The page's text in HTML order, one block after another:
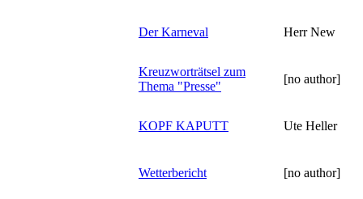
Der Karneval Herr New
Kreuzworträtsel zum
Thema "Presse"
[no author]
KOPF KAPUTT Ute Heller
Wetterbericht [no author]